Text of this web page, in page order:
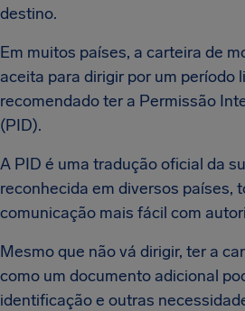
destino.
Em muitos países, a carteira de
aceita para dirigir por um período
recomendado ter a Permissão
(PID).
A PID é uma tradução oficial da
reconhecida em diversos países,
comunicação mais fácil com
Mesmo que não vá dirigir, ter a
como um documento adicional
identificação e outras